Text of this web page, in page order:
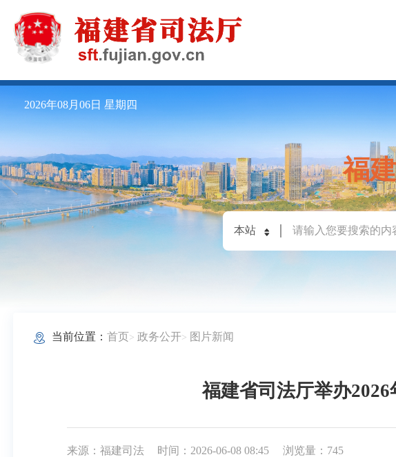
2026年08月06日 星期四
福
当前位置：首页 政务公开 图片新闻
福建省司法厅举办
来源：福建司法 时间：2026-06-08 08:45 浏览量：745